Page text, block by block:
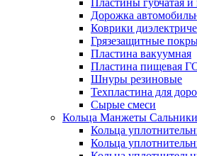
Пластины губчатая
Дорожка
Коврики
Грязезащитные
Пластина вакуумная
Пластина пищевая
Шнуры резиновые
Техпластина для
Сырые смеси
Кольца Манжеты Сальники
Кольца
Кольца